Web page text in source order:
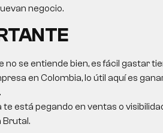
negocio.
no se entiende bien, es fácil gastar
en Colombia, lo útil aquí es
te está pegando en ventas o
Brutal.